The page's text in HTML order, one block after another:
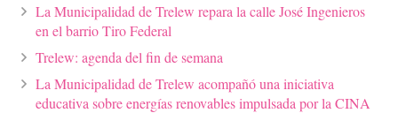
La Municipalidad de Trelew repara la calle José Ingenieros
en el barrio Tiro Federal
Trelew: agenda del fin de semana
La Municipalidad de Trelew acompañó una iniciativa
educativa sobre energías renovables impulsada por la CINA